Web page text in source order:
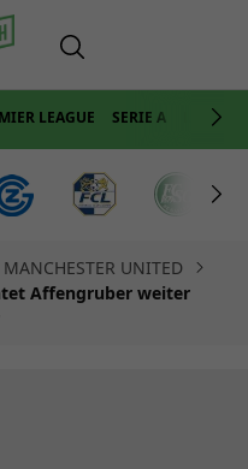
LEAGUE SERIE A LA LIGA
MANCHESTER UNITED
Affengruber weiter